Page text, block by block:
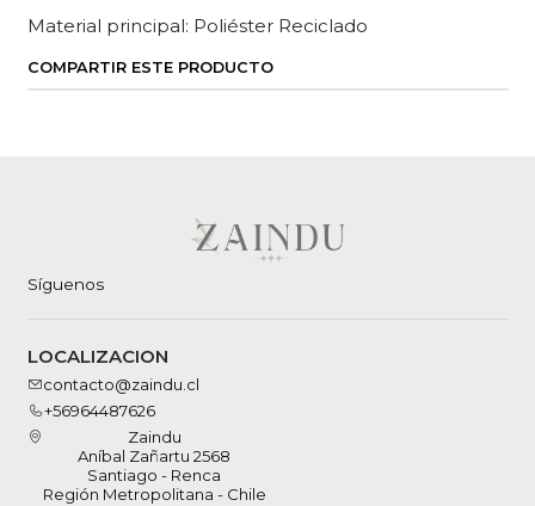
Material principal: Poliéster Reciclado
COMPARTIR ESTE PRODUCTO
Síguenos
LOCALIZACION
contacto@zaindu.cl
+56964487626
Zaindu
Aníbal Zañartu 2568
Santiago - Renca
Región Metropolitana - Chile